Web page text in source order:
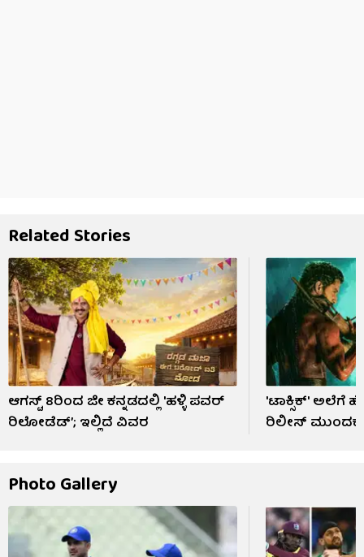
Related Stories
ಆಗಸ್ಟ್ 8ರಿಂದ ಜೀ ಕನ್ನಡದಲ್ಲಿ 'ಹಳ್ಳಿ ಪವರ್
ರಿಲೋಡೆಡ್’; ಇಲ್ಲಿದೆ ವಿವರ
'ಟಾಕ್ಸಿಕ್' ಅಲೆಗೆ
ರಿಲೀಸ್ ಮುಂದಕ್ಕೆ
Photo Gallery